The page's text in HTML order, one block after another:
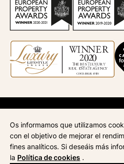
Aviso
Política de
Política de
Os informamos que utilizamos
con el objetivo de mejorar el
fines analíticos. Si deseáis más
la Política de cookies .